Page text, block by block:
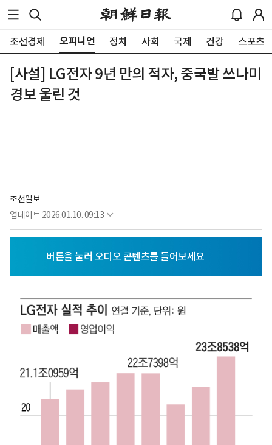
조선경제 오피니언 정치 사회 국제 건강 스포츠
[사설] LG전자 9년 만의 적자, 중국발 쓰나미
경보 울린 것
조선일보
업데이트 2026.01.10. 09:13